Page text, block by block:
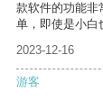
款软件的功能非
单，即使是小白
2023-12-16
游客